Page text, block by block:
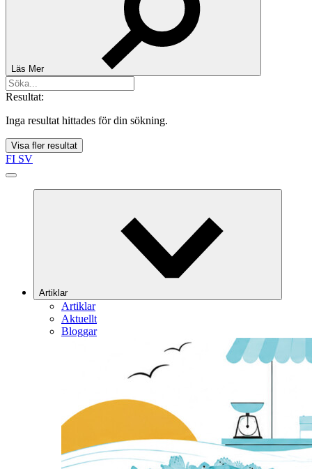
Läs Mer
Resultat:
Inga resultat hittades för din sökning.
Visa fler resultat
FI SV
Artiklar
Artiklar
Aktuellt
Bloggar